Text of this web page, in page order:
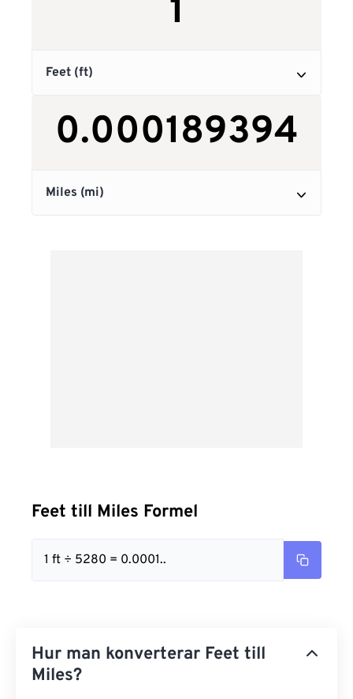
Feet till Miles Formel
1 ft ÷ 5280 = 0.0001..
Hur man konverterar Feet till
Miles?